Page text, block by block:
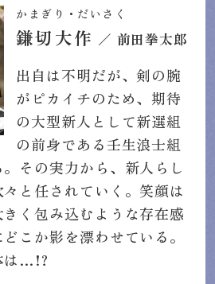
かまぎり・だいさく
鎌切大作 ／ 前田拳太郎
出自は不明だが、剣の腕
がピカイチのため、期待
の大型新人として新選組
の前身である壬生浪士組
その実力から、新人らし
と任されていく。笑顔は
く包み込むような存在感
こか影を漂わせている。
は…!?